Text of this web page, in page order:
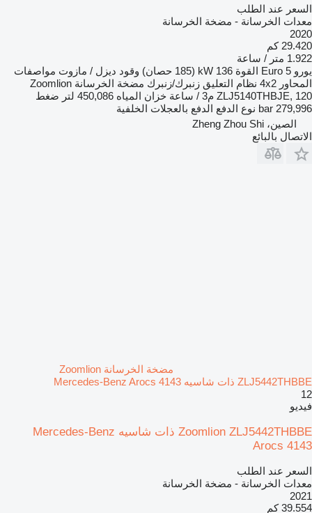
السعر عند الطلب
معدات الخرسانة - مضخة الخرسانة
2020
29.420 كم
1.922 متر / ساعة
يورو Euro 5 القوة 136 kW (185 حصان) وقود ديزل / مازوت مواصفات
المحاور 4x2 نظام التعليق زنبرك/زنبرك مضخة الخرسانة Zoomlion
ZLJ5140THBJE, 120 م3 / ساعة
خزان المياه 450,086 لتر
ضغط
279,996 bar
نوع الدفع الدفع بالعجلات الخلفية
الصين، Zheng Zhou Shi
الاتصال بالبائع
مضخة الخرسانة Zoomlion
ZLJ5442THBBE ذات شاسيه Mercedes-Benz Arocs 4143
12
فيديو
Zoomlion ZLJ5442THBBE ذات شاسيه Mercedes-Benz
Arocs 4143
السعر عند الطلب
معدات الخرسانة - مضخة الخرسانة
2021
39.554 كم